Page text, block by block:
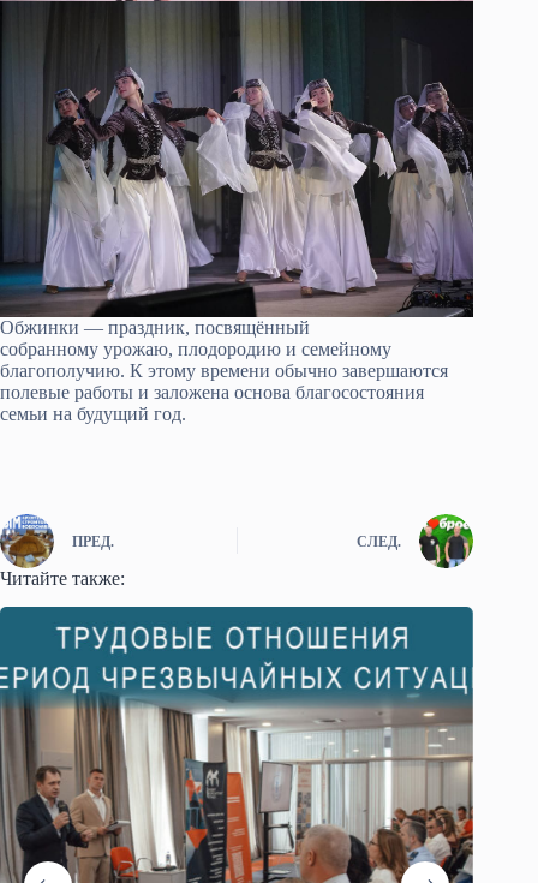
Обжинки — праздник, посвящённый
собранному урожаю, плодородию и семейному
благополучию. К этому времени обычно завершаются
полевые работы и заложена основа благосостояния
семьи на будущий год.
ПРЕД. СЛЕД.
Читайте также: